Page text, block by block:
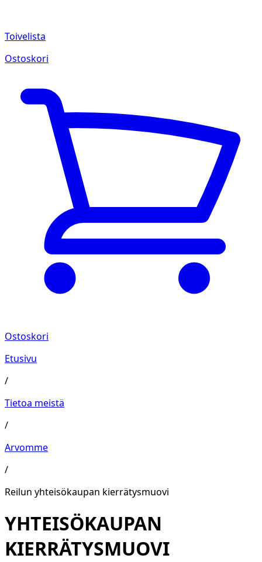
Toivelista
Ostoskori
Ostoskori
Etusivu
/
Tietoa meistä
/
Arvomme
/
Reilun yhteisökaupan kierrätysmuovi
YHTEISÖKAUPAN
KIERRÄTYSMUOVI